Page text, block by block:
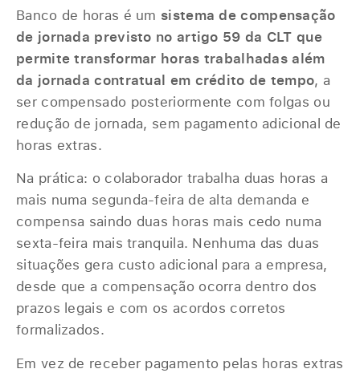
Banco de horas é um sistema de compensação
de jornada previsto no artigo 59 da CLT que
permite transformar horas trabalhadas além
da jornada contratual em crédito de tempo, a
ser compensado posteriormente com folgas ou
redução de jornada, sem pagamento adicional de
horas extras.
Na prática: o colaborador trabalha duas horas a
mais numa segunda-feira de alta demanda e
compensa saindo duas horas mais cedo numa
sexta-feira mais tranquila. Nenhuma das duas
situações gera custo adicional para a empresa,
desde que a compensação ocorra dentro dos
prazos legais e com os acordos corretos
formalizados.
Em vez de receber pagamento pelas horas extras